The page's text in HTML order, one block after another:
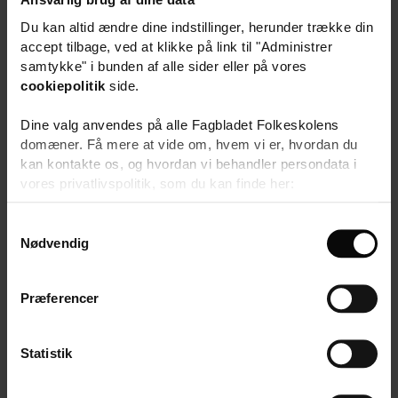
Du kan altid ændre dine indstillinger, herunder trække din
accept tilbage, ved at klikke på link til "Administrer
samtykke" i bunden af alle sider eller på vores
cookiepolitik side.
Dine valg anvendes på alle Fagbladet Folkeskolens
domæner. Få mere at vide om, hvem vi er, hvordan du
kan kontakte os, og hvordan vi behandler persondata i
vores privatlivspolitik, som du kan finde her:
Nødvendig
Præferencer
Statistik
Referencenummer
Publiceret 19.06.2026
Sidste ansøgningsdag
🕑 Fuldtid | Ringsted | 15-08-2026